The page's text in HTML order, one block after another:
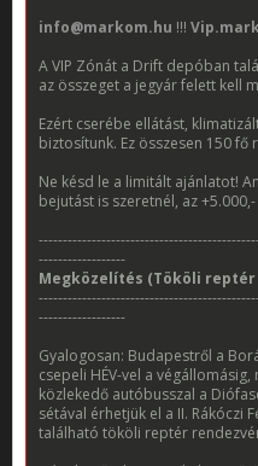
info@markom.hu !!!
A VIP Zónát a Drift depóban
az összeget a jegyár felett kell
Ezért cserébe ellátást,
biztosítunk. Ez összesen 150
Ne késd le a limitált ajánlatot!
bejutást is szeretnél, az
------------------
Megközelítés (Tököli reptér
------------------
Gyalogosan: Budapestről a
csepeli HÉV-vel a
közlekedő autóbusszal a
sétával érhetjük el a II. Rákóczi
található tököli reptér